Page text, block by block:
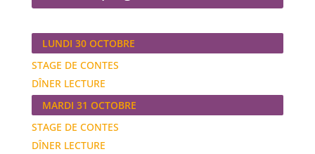
LUNDI 30 OCTOBRE
STAGE DE CONTES
DÎNER LECTURE
MARDI 31 OCTOBRE
STAGE DE CONTES
DÎNER LECTURE